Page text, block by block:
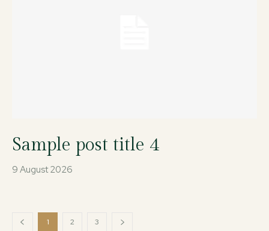
Sample post title 4
9 August 2026
1 2 3